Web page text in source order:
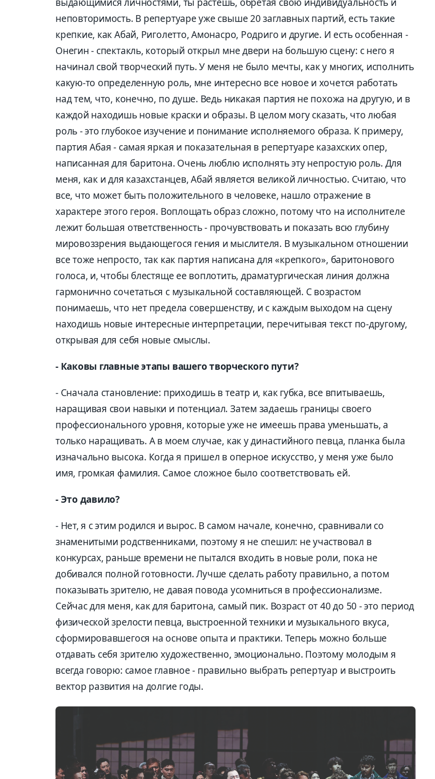
неповторимость. В репертуаре уже свыше 20 заглавных партий, есть такие
крепкие, как Абай, Риголетто, Амонасро, Родриго и другие. И есть особенная -
Онегин - спектакль, который открыл мне двери на большую сцену: с него я
начинал свой творческий путь. У меня не было мечты, как у многих, исполнить
какую-то определенную роль, мне интересно все новое и хочется работать
над тем, что, конечно, по душе. Ведь никакая партия не похожа на другую, и в
каждой находишь новые краски и образы. В целом могу сказать, что любая
роль - это глубокое изучение и понимание исполняемого образа. К примеру,
партия Абая - самая яркая и показательная в репертуаре казахских опер,
написанная для баритона. Очень люблю исполнять эту непростую роль. Для
меня, как и для казахстанцев, Абай является великой личностью. Считаю, что
все, что может быть положительного в человеке, нашло отражение в
характере этого героя. Воплощать образ сложно, потому что на исполнителе
лежит большая ответственность - прочувствовать и показать всю глубину
мировоззрения выдающегося гения и мыслителя. В музыкальном отношении
все тоже непросто, так как партия написана для «крепкого», баритонового
голоса, и, чтобы блестяще ее воплотить, драматургическая линия должна
гармонично сочетаться с музыкальной составляющей. С возрастом
понимаешь, что нет предела совершенству, и с каждым выходом на сцену
находишь новые интересные интерпретации, перечитывая текст по-другому,
открывая для себя новые смыслы.
- Каковы главные этапы вашего творческого пути?
- Сначала становление: приходишь в театр и, как губка, все впитываешь,
наращивая свои навыки и потенциал. Затем задаешь границы своего
профессионального уровня, которые уже не имеешь права уменьшать, а
только наращивать. А в моем случае, как у династийного певца, планка была
изначально высока. Когда я пришел в оперное искусство, у меня уже было
имя, громкая фамилия. Самое сложное было соответствовать ей.
- Это давило?
- Нет, я с этим родился и вырос. В самом начале, конечно, сравнивали со
знаменитыми родственниками, поэтому я не спешил: не участвовал в
конкурсах, раньше времени не пытался входить в новые роли, пока не
добивался полной готовности. Лучше сделать работу правильно, а потом
показывать зрителю, не давая повода усомниться в профессионализме.
Сейчас для меня, как для баритона, самый пик. Возраст от 40 до 50 - это период
физической зрелости певца, выстроенной техники и музыкального вкуса,
сформировавшегося на основе опыта и практики. Теперь можно больше
отдавать себя зрителю художественно, эмоционально. Поэтому молодым я
всегда говорю: самое главное - правильно выбрать репертуар и выстроить
вектор развития на долгие годы.